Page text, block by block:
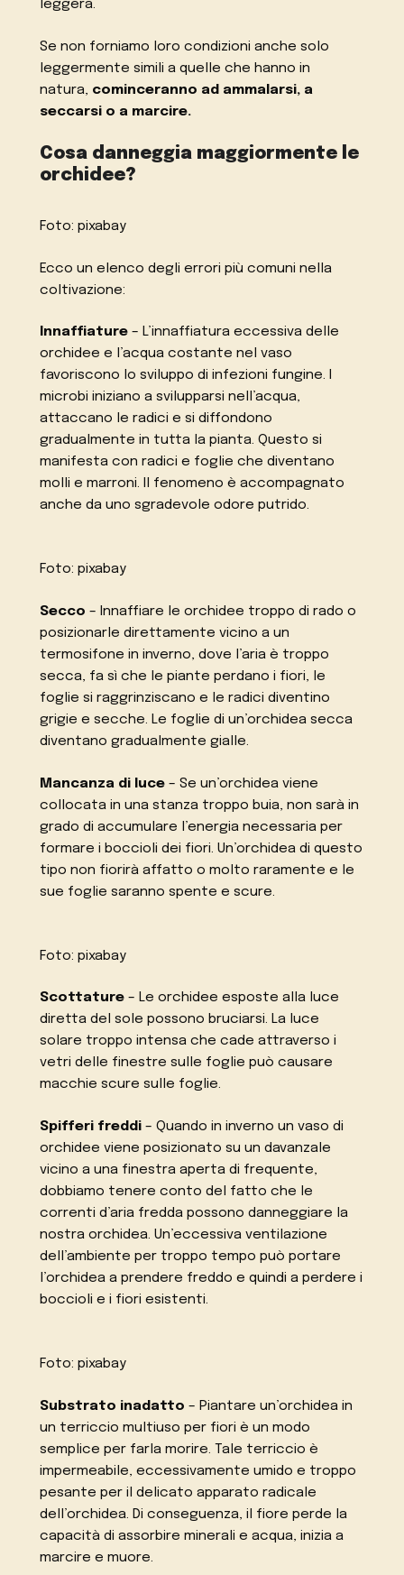
leggera.
Se non forniamo loro condizioni anche solo
leggermente simili a quelle che hanno in
natura, cominceranno ad ammalarsi, a
seccarsi o a marcire.
Cosa danneggia maggiormente le
orchidee?
Foto: pixabay
Ecco un elenco degli errori più comuni nella
coltivazione:
Innaffiature – L’innaffiatura eccessiva delle
orchidee e l’acqua costante nel vaso
favoriscono lo sviluppo di infezioni fungine. I
microbi iniziano a svilupparsi nell’acqua,
attaccano le radici e si diffondono
gradualmente in tutta la pianta. Questo si
manifesta con radici e foglie che diventano
molli e marroni. Il fenomeno è accompagnato
anche da uno sgradevole odore putrido.
Foto: pixabay
Secco – Innaffiare le orchidee troppo di rado o
posizionarle direttamente vicino a un
termosifone in inverno, dove l’aria è troppo
secca, fa sì che le piante perdano i fiori, le
foglie si raggrinziscano e le radici diventino
grigie e secche. Le foglie di un’orchidea secca
diventano gradualmente gialle.
Mancanza di luce – Se un’orchidea viene
collocata in una stanza troppo buia, non sarà in
grado di accumulare l’energia necessaria per
formare i boccioli dei fiori. Un’orchidea di questo
tipo non fiorirà affatto o molto raramente e le
sue foglie saranno spente e scure.
Foto: pixabay
Scottature – Le orchidee esposte alla luce
diretta del sole possono bruciarsi. La luce
solare troppo intensa che cade attraverso i
vetri delle finestre sulle foglie può causare
macchie scure sulle foglie.
Spifferi freddi – Quando in inverno un vaso di
orchidee viene posizionato su un davanzale
vicino a una finestra aperta di frequente,
dobbiamo tenere conto del fatto che le
correnti d’aria fredda possono danneggiare la
nostra orchidea. Un’eccessiva ventilazione
dell’ambiente per troppo tempo può portare
l’orchidea a prendere freddo e quindi a perdere i
boccioli e i fiori esistenti.
Foto: pixabay
Substrato inadatto – Piantare un’orchidea in
un terriccio multiuso per fiori è un modo
semplice per farla morire. Tale terriccio è
impermeabile, eccessivamente umido e troppo
pesante per il delicato apparato radicale
dell’orchidea. Di conseguenza, il fiore perde la
capacità di assorbire minerali e acqua, inizia a
marcire e muore.